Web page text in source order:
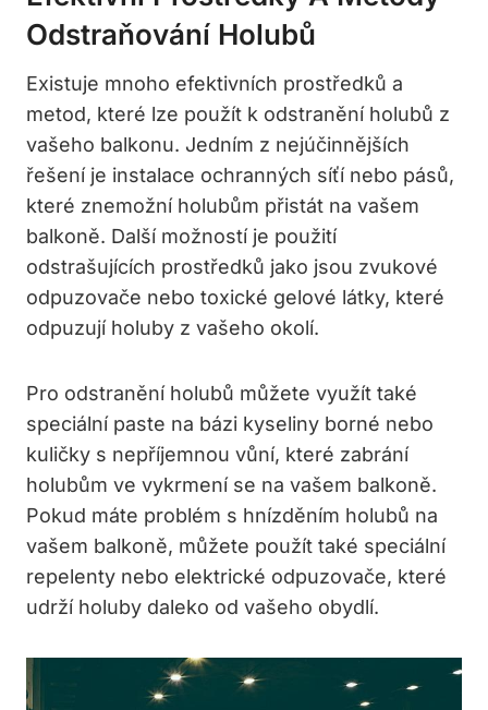
Odstraňování Holubů
Existuje mnoho efektivních prostředků a
metod, které lze použít k odstranění holubů z
vašeho balkonu. Jedním z nejúčinnějších
řešení je instalace ochranných síťí nebo pásů,
které znemožní holubům přistát na vašem
balkoně. Další možností je použití
odstrašujících prostředků jako jsou zvukové
odpuzovače nebo toxické gelové látky, které
odpuzují holuby z vašeho okolí.
Pro odstranění holubů můžete využít také
speciální paste na bázi kyseliny borné nebo
kuličky s nepříjemnou vůní, které zabrání
holubům ve vykrmení se na vašem balkoně.
Pokud máte problém s hnízděním holubů na
vašem balkoně, můžete použít také speciální
repelenty nebo elektrické odpuzovače, které
udrží holuby daleko od vašeho obydlí.